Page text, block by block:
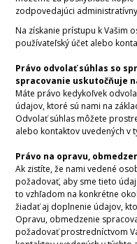
zodpovedajúci
Na získanie prístupu k Vašim
používateľský účet alebo
Právo odvolať súhlas so
spracovanie uskutočňuje
Máte právo kedykoľvek
údajov, ktoré sú nami na
Odvolať súhlas môžete
alebo kontaktov uvedených v
Právo na opravu,
Ak zistíte, že nami vedené
požadovať, aby sme tieto
to vzhľadom na konkrétne
žiadať aj doplnenie údajov,
Opravu, obmedzenie
požadovať prostredníctvom